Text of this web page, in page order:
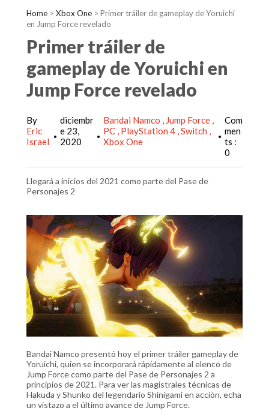
Home > Xbox One > Primer tráiler de gameplay de Yoruichi
en Jump Force revelado
Primer tráiler de
gameplay de Yoruichi en
Jump Force revelado
By
Eric
Israel
•
diciembr
e 23,
2020
•
Bandai Namco
Jump Force
PC PlayStation 4 Switch
Xbox One
•
Com
men
ts :
0
Llegará a inicios del 2021 como parte del Pase de
Personajes 2
Bandai Namco presentó hoy el primer tráiler gameplay de
Yoruichi, quien se incorporará rápidamente al elenco de
Jump Force como parte del Pase de Personajes 2 a
principios de 2021. Para ver las magistrales técnicas de
Hakuda y Shunko del legendario Shinigami en acción, echa
un vistazo a el último avance de Jump Force.